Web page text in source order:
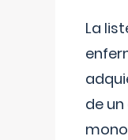
La
de